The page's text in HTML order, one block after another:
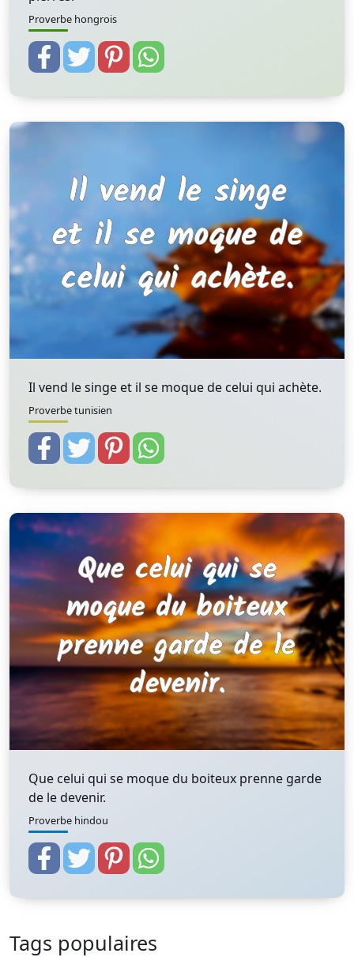
Proverbe hongrois
Il vend le singe et il se moque de celui qui achète.
Proverbe tunisien
Que celui qui se moque du boiteux prenne garde
de le devenir.
Proverbe hindou
Tags populaires